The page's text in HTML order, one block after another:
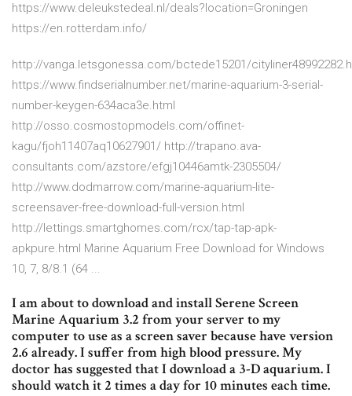
https://www.deleukstedeal.nl/deals?location=Groningen
https://en.rotterdam.info/
http://vanga.letsgonessa.com/bctede15201/
https://www.findserialnumber.net/marine-aquarium-3-serial-
number-keygen-634aca3e.html
http://osso.cosmostopmodels.com/offinet-
kagu/fjoh11407aq10627901/ http://trapano.ava-
consultants.com/azstore/efgj10446amtk-2305504/
http://www.dodmarrow.com/marine-aquarium-lite-
screensaver-free-download-full-version.html
http://lettings.smartghomes.com/rcx/tap-tap-apk-
apkpure.html Marine Aquarium Free Download for Windows
10, 7, 8/8.1 (64 ...
I am about to download and install Serene Screen
Marine Aquarium 3.2 from your server to my
computer to use as a screen saver because have version
2.6 already. I suffer from high blood pressure. My
doctor has suggested that I download a 3-D aquarium. I
should watch it 2 times a day for 10 minutes each time.